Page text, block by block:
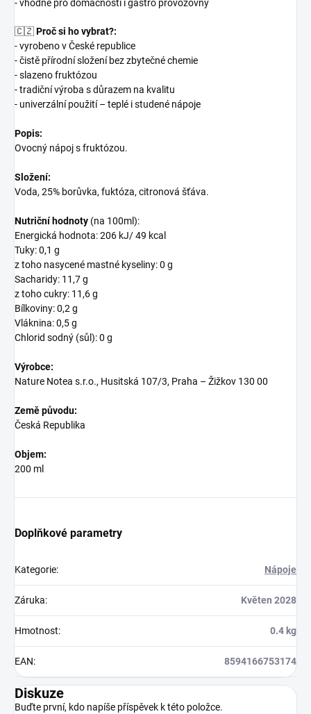
- vhodné pro domácnosti i gastro provozovny
🇨🇿Proč si ho vybrat?:
- vyrobeno v České republice
- čistě přírodní složení bez zbytečné chemie
- slazeno fruktózou
- tradiční výroba s důrazem na kvalitu
- univerzální použití – teplé i studené nápoje
Popis:
Ovocný nápoj s fruktózou.
Složení:
Voda, 25% borůvka, fuktóza, citronová šťáva.
Nutriční hodnoty (na 100ml):
Energická hodnota: 206 kJ/ 49 kcal
Tuky: 0,1 g
z toho nasycené mastné kyseliny: 0 g
Sacharidy: 11,7 g
z toho cukry: 11,6 g
Bílkoviny: 0,2 g
Vláknina: 0,5 g
Chlorid sodný (sůl): 0 g
Výrobce:
Nature Notea s.r.o., Husitská 107/3, Praha – Žižkov 130 00
Země původu:
Česká Republika
Objem:
200 ml
Doplňkové parametry
Kategorie: Nápoje
Záruka: Květen 2028
Hmotnost: 0.4 kg
EAN: 8594166753174
Diskuze
Buďte první, kdo napíše příspěvek k této položce.